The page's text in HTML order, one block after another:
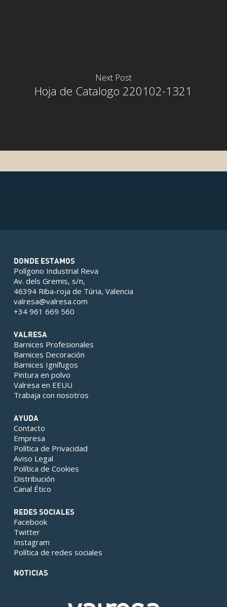
Next Post
Hoja de Catalogo 220102-1321
DONDE ESTAMOS
Polígono Industrial Reva
Av. dels Gremis, s/n,
46394 Riba-roja de Túria, Valencia
valresa@valresa.com
+34 961 669 560
VALRESA
Barnices Profesionales
Barnices Decoración
Barnices Ignífugos
Pintura en polvo
Valresa en EEUU
Trabaja con nosotros
AYUDA
Contacto
Empresa
Política de Privacidad
Aviso Legal
Política de Cookies
Distribución
Canal Ético
REDES SOCIALES
Facebook
Twitter
Instagram
Política de redes sociales
NOTICIAS